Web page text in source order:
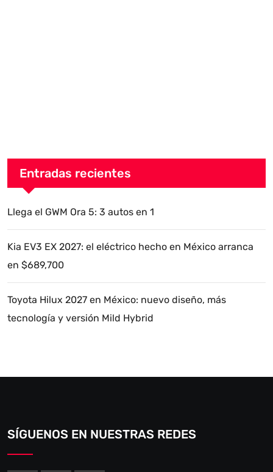
Entradas recientes
Llega el GWM Ora 5: 3 autos en 1
Kia EV3 EX 2027: el eléctrico hecho en México arranca
en $689,700
Toyota Hilux 2027 en México: nuevo diseño, más
tecnología y versión Mild Hybrid
SÍGUENOS EN NUESTRAS REDES